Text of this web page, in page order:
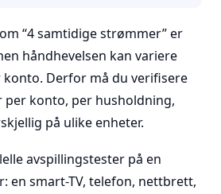
“4 samtidige strømmer” er
håndhevelsen kan variere
konto. Derfor må du verifisere
per konto, per husholdning,
på ulike enheter.
avspillingstester på en
en smart-TV, telefon, nettbrett,